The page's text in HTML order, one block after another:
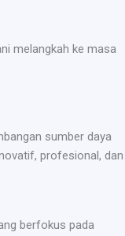
melangkah ke masa
sumber daya
profesional, dan
berfokus pada